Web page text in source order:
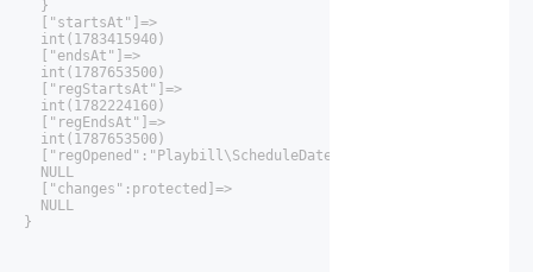
  }
  ["startsAt"]=>
  int(1783415940)
  ["endsAt"]=>
  int(1787653500)
  ["regStartsAt"]=>
  int(1782224160)
  ["regEndsAt"]=>
  int(1787653500)
  ["regOpened":"Playbill\ScheduleDate":private]=>
  NULL
  ["changes":protected]=>
  NULL
}